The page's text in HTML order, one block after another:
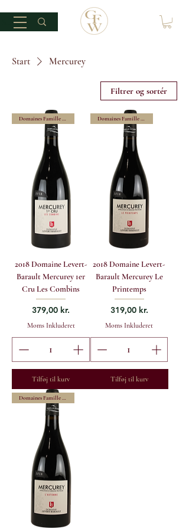
Start Mercurey
Filtrer og sortér
Domaines Famille Picard
2018 Domaine Levert-
Barault Mercurey 1er
Cru Les Combins
Pris
379,00 kr.
Moms Inkluderet
Tilføj til kurv
Domaines Famille Picard
2018 Domaine Levert-
Barault Mercurey Le
Printemps
Pris
319,00 kr.
Moms Inkluderet
Tilføj til kurv
Domaines Famille Picard